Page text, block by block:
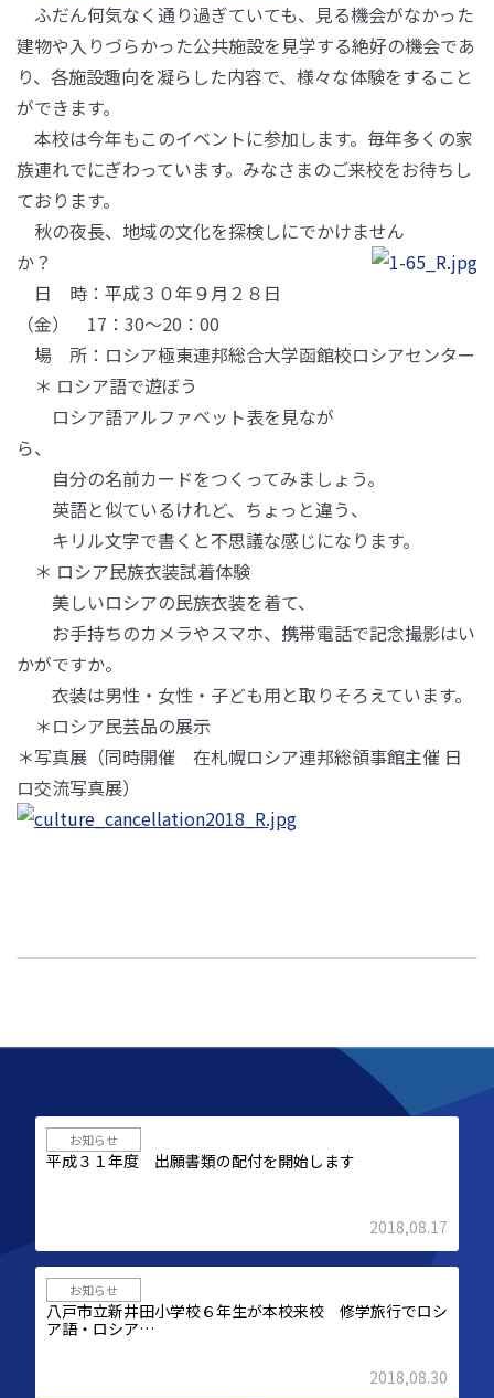
ふだん何気なく通り過ぎていても、見る機会がなかった
建物や入りづらかった公共施設を見学する絶好の機会であ
り、各施設趣向を凝らした内容で、様々な体験をすること
ができます。
本校は今年もこのイベントに参加します。毎年多くの家
族連れでにぎわっています。みなさまのご来校をお待ちし
ております。
秋の夜長、地域の文化を探検しにでかけません
か？
日 時：平成３０年９月２８日
（金） 17：30～20：00
場 所：ロシア極東連邦総合大学函館校ロシアセンター
＊ ロシア語で遊ぼう
ロシア語アルファベット表を見なが
ら、
自分の名前カードをつくってみましょう。
英語と似ているけれど、ちょっと違う、
キリル文字で書くと不思議な感じになります。
＊ ロシア民族衣装試着体験
美しいロシアの民族衣装を着て、
お手持ちのカメラやスマホ、携帯電話で記念撮影はい
かがですか。
衣装は男性・女性・子ども用と取りそろえています。
＊ロシア民芸品の展示
＊写真展（同時開催 在札幌ロシア連邦総領事館主催 日
ロ交流写真展）
お知らせ
平成３１年度 出願書類の配付を開始します
2018,08.17
お知らせ
八戸市立新井田小学校６年生が本校来校 修学旅行でロシ
ア語・ロシア…
2018,08.30